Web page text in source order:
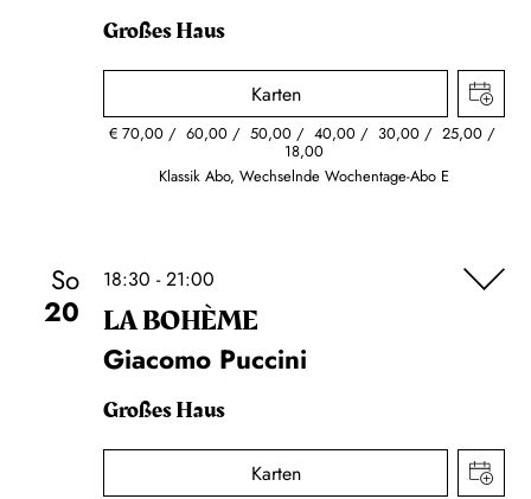
Großes Haus
Karten
€ 70,00 60,00 50,00 40,00 30,00 25,00
18,00
Klassik Abo, Wechselnde Wochentage-Abo E
So
20
18:30 - 21:00
LA BOHÈME
Giacomo Puccini
Großes Haus
Karten